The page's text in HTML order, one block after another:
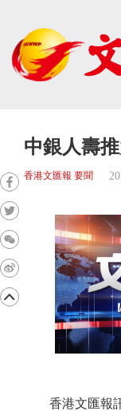
中銀人壽
香港文匯報 要聞
香港文匯報訊